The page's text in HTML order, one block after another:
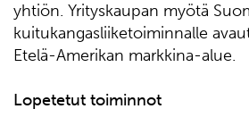
yhtiön. Yrityskaupan myötä
kuitukangasliiketoiminnalle
Etelä-Amerikan markkina-alue.
Lopetetut toiminnot